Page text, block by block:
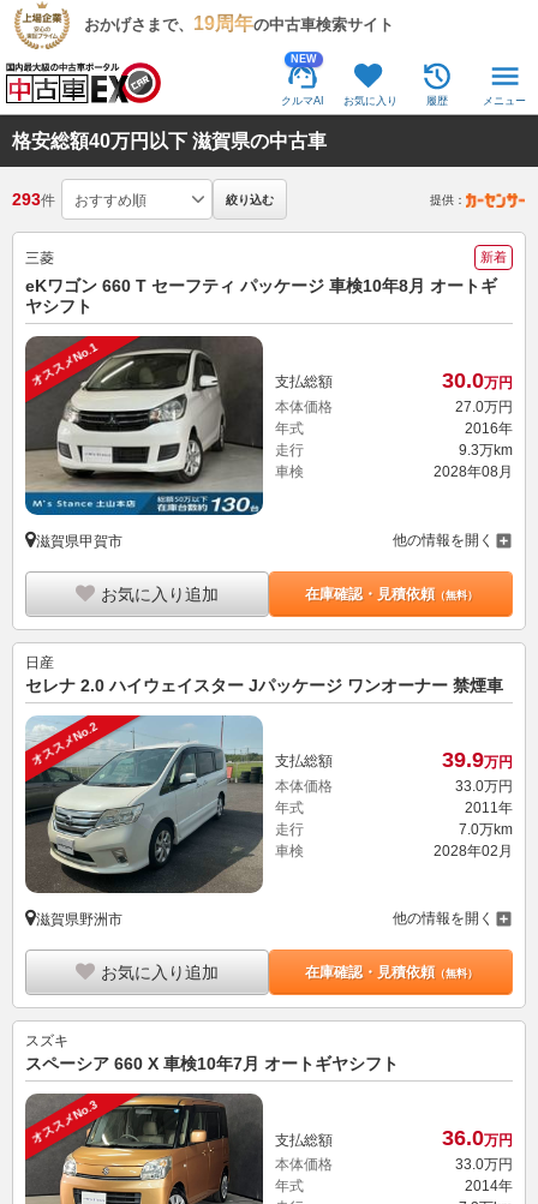
おかげさまで、 19周年の中古車検索サイト
NEW
クルマAI お気に入り 履歴 メニュー
格安総額40万円以下 滋賀県の中古車
293件 絞り込む 提供：
三菱 新着
eKワゴン 660 T セーフティ パッケージ 車検10年8月 オートギ
ヤシフト
オススメNo.1 支払総額 30.0万円
本体価格
27.0万円
年式
2016年
走行
9.3万km
車検
2028年08月
滋賀県甲賀市 他の情報を開く
お気に入り追加 在庫確認・見積依頼（無料）
日産
セレナ 2.0 ハイウェイスター Jパッケージ ワンオーナー 禁煙車
オススメNo.2 支払総額 39.9万円
本体価格
33. 0万円
年式
2011年
走行
7.0万km
車検
2028年02月
滋賀県野洲市 他の情報を開く
お気に入り追加 在庫確認・見積依頼（無料）
スズキ
スペーシア 660 X 車検10年7月 オートギヤシフト
オススメNo.3 支払総額 36.0万円
本体価格
33.0万円
年式
2014年